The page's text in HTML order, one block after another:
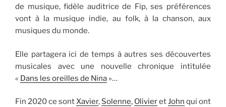
de musique, fidèle auditrice de Fip, ses préférences
vont à la musique indie, au folk, à la chanson, aux
musiques du monde.
Elle partagera ici de temps à autres ses découvertes
musicales avec une nouvelle chronique intitulée
« Dans les oreilles de Nina »…
Fin 2020 ce sontXavier, Solenne, OlivieretJohn qui ont